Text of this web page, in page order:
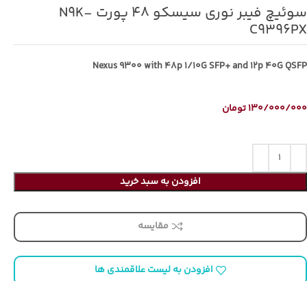
سوئیچ فیبر نوری سیسکو 48 پورت N9K-
C9396PX
Nexus 9300 with 48p 1/10G SFP+ and 12p 40G QSFP
130/000/000تومان
افزودن به سبد خرید
مقایسه
افزودن به لیست علاقمندی ها